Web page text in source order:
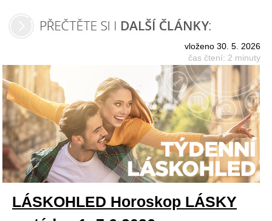
vloženo 30. 5. 2026
čas čtení: 2 minuty
LÁSKOHLED Horoskop LÁSKY